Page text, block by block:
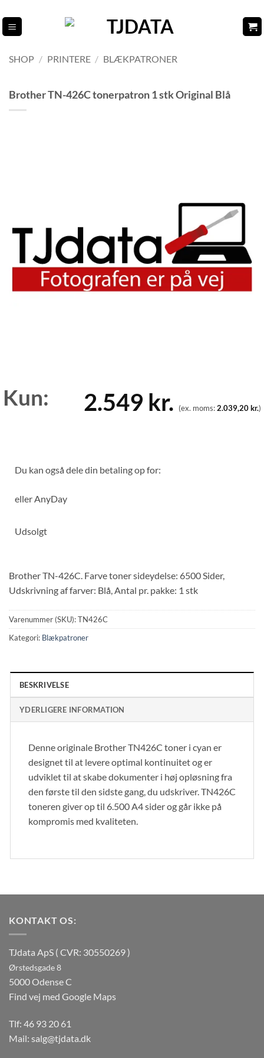
til
indhold
SHOP / PRINTERE / BLÆKPATRONER
Brother TN-426C tonerpatron 1 stk Original Blå
Kun: 2.549 kr. (ex. moms:2.039,20kr.)
Du kan også dele din betaling op for:
eller AnyDay
Udsolgt
Brother TN-426C. Farve toner sideydelse: 6500 Sider,
Udskrivning af farver: Blå, Antal pr. pakke: 1 stk
Varenummer (SKU):TN426C
Kategori: Blækpatroner
BESKRIVELSE
YDERLIGERE INFORMATION
Denne originale Brother TN426C toner i cyan er
designet til at levere optimal kontinuitet og er
udviklet til at skabe dokumenter i høj opløsning fra
den første til den sidste gang, du udskriver. TN426C
toneren giver op til 6.500 A4 sider og går ikke på
kompromis med kvaliteten.
KONTAKT OS:
TJdata ApS ( CVR: 30550269 )
Ørstedsgade 8
5000 Odense C
Find vej med Google Maps
Tlf: 46 93 20 61
Mail: salg@tjdata.dk